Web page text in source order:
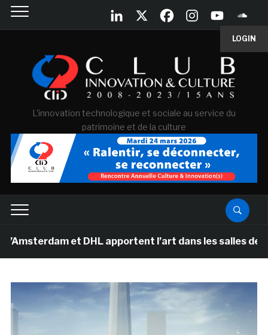
LOGIN
L'innovation technologique et sociale au service du
patrimoine et de la culture
et DHL apportent l’art dans les salles de classe